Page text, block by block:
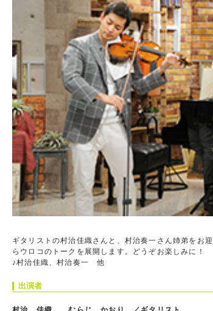
ギタリストの村治佳織さんと、村治奏一さん姉弟をお
らウロコのトークを展開します。どうぞお楽しみに！
♪村治佳織、村治奏一 他
出演者